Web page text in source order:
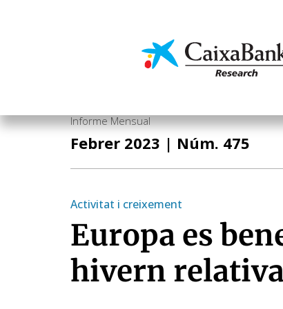
Economia i
Informe Mensual
Febrer 2023 | Núm. 475
Activitat i creixement
Europa es
hivern